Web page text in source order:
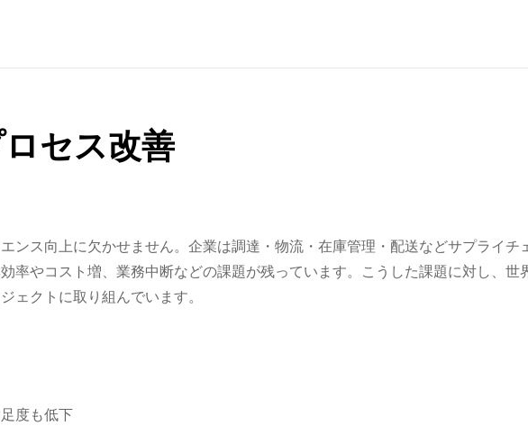
セス改善
ンス向上に欠かせません。企業は調達・物流・在庫管理・配送などサプライチ
やコスト増、業務中断などの課題が残っています。こうした課題に対し、世
クトに取り組んでいます。
度も低下